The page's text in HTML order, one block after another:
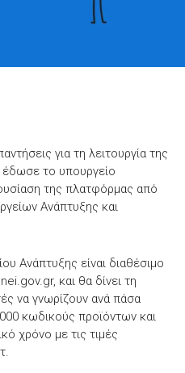
για τη λειτουργία της
το υπουργείο
της πλατφόρμας από
Ανάπτυξης και
Ανάπτυξης είναι διαθέσιμο
και θα δίνει τη
να γνωρίζουν ανά πάσα
κωδικούς προϊόντων και
χρόνο με τις τιμές